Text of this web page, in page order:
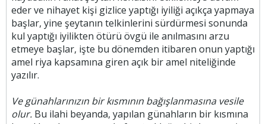
eder ve nihayet kişi gizlice yaptığı iyiliği açıkça yapmaya
başlar, yine şeytanın telkinlerini sürdürmesi sonunda
kul yaptığı iyilikten ötürü övgü ile anılmasını arzu
etmeye başlar, işte bu dönemden itibaren onun yaptığı
amel riya kapsamına giren açık bir amel niteliğinde
yazılır.
Ve günahlarınızın bir kısmının bağışlanmasına vesile
olur. Bu ilahi beyanda, yapılan günahların bir kısmına